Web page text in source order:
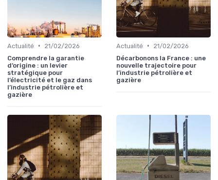
Actualité •
21/02/2026
Comprendre la garantie
d’origine : un levier
stratégique pour
l’électricité et le gaz dans
l’industrie pétrolière et
gazière
Actualité •
21/02/2026
Décarbonons la France : une
nouvelle trajectoire pour
l’industrie pétrolière et
gazière